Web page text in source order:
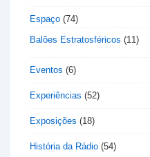
Espaço (74)
Balões Estratosféricos (11)
Eventos (6)
Experiências (52)
Exposições (18)
História da Rádio (54)